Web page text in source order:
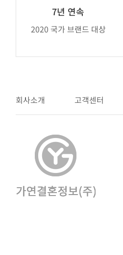
7년 연속
2020 국가 브랜드 대상
회사소개 고객센터